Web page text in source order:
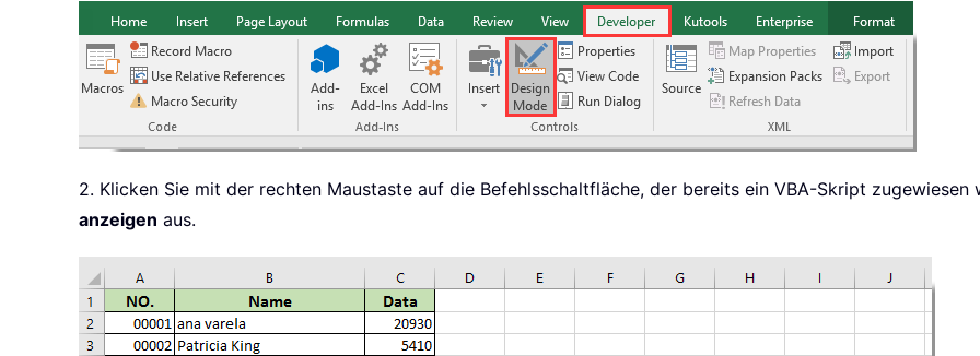
2. Klicken Sie mit der rechten Maustaste auf die Befehlsschaltfläche, der bereits ein VBA-Skript
anzeigen aus.